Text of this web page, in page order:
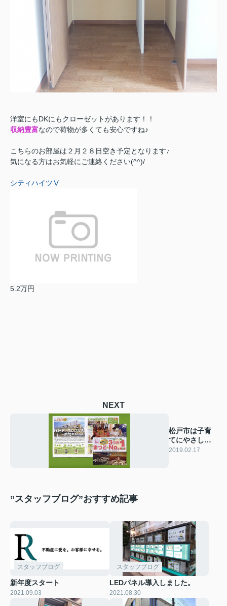
洋室にもDKにもクローゼットがあります！！
収納豊富なので荷物が多くても安心ですね♪
こちらのお部屋は２月２８日空き予定となります♪
気になる方はお気軽にご連絡ください(^^)/
シティハイツⅤ
5.2万円
NEXT
松戸市は子育
てにやさしい
街
2019.02.17
”スタッフブログ”おすすめ記事
スタッフブログ
新年度スタート
2021.09.03
スタッフブログ
LEDパネル導入しました。
2021.08.30